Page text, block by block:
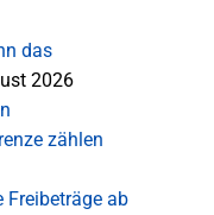
das
2026
zählen
Freibeträge ab